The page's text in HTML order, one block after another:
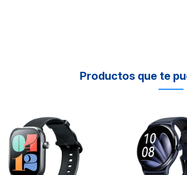
Productos que te